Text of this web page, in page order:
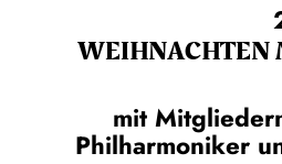
WEIH­NACHTEN
mit
Philharmoniker